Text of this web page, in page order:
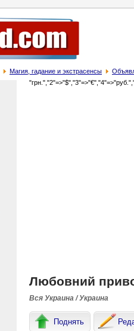
Магия, гадание и экстрасенсы
Любoвний
Вся Украина / Украина
Поднять